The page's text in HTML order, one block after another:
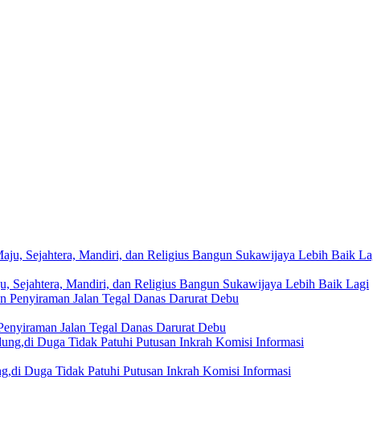
Sejahtera, Mandiri, dan Religius Bangun Sukawijaya Lebih Baik Lagi
Jalan Tegal Danas Darurat Debu
Duga Tidak Patuhi Putusan Inkrah Komisi Informasi